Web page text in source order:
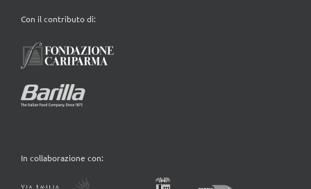
Con il contributo di:
In collaborazione con: